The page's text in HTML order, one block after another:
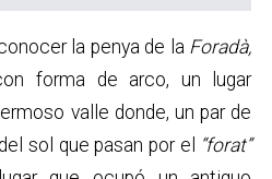
la penya de la Foradà,
forma de arco, un lugar
valle donde, un par de
sol que pasan por el “forat”